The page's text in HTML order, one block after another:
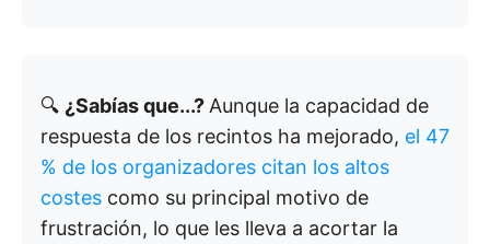
🔍 ¿Sabías que...? Aunque la capacidad de
respuesta de los recintos ha mejorado, el 47
% de los organizadores citan los altos
costes como su principal motivo de
frustración, lo que les lleva a acortar la